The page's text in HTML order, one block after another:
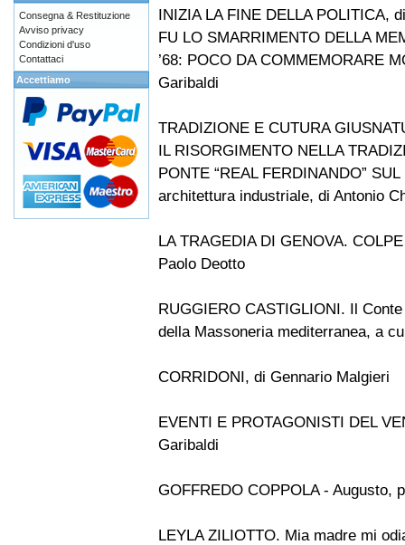
INIZIA LA FINE DELLA POLITICA,
FU LO SMARRIMENTO DELLA
’68: POCO DA COMMEMORARE
Garibaldi
TRADIZIONE E CUTURA
IL RISORGIMENTO NELLA
PONTE “REAL FERDINANDO”
architettura industriale, di Antonio
LA TRAGEDIA DI GENOVA.
Paolo Deotto
RUGGIERO CASTIGLIONI. Il
della Massoneria mediterranea, a
CORRIDONI, di Gennario Malgieri
EVENTI E PROTAGONISTI DEL
Garibaldi
GOFFREDO COPPOLA - Augusto,
LEYLA ZILIOTTO. Mia madre mi
Consegna & Restituzione
Avviso privacy
Condizioni d'uso
Contattaci
Accettiamo